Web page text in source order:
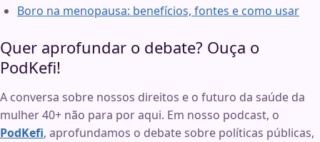
Boro na menopausa: benefícios, fontes e como usar
Quer aprofundar o debate? Ouça o
PodKefi!
A conversa sobre nossos direitos e o futuro da saúde da
mulher 40+ não para por aqui. Em nosso podcast, o
PodKefi, aprofundamos o debate sobre políticas públicas,